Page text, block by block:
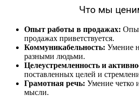
Что мы
Опыт работы в продажах:
продажах приветствуется.
Коммуникабельность: Умение
разными людьми.
Целеустремленность и
поставленных целей и
Грамотная речь: Умение четко
мысли.